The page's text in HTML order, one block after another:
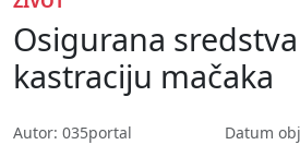
Osigurana
kastraciju mačaka
Autor: 035portal Datum